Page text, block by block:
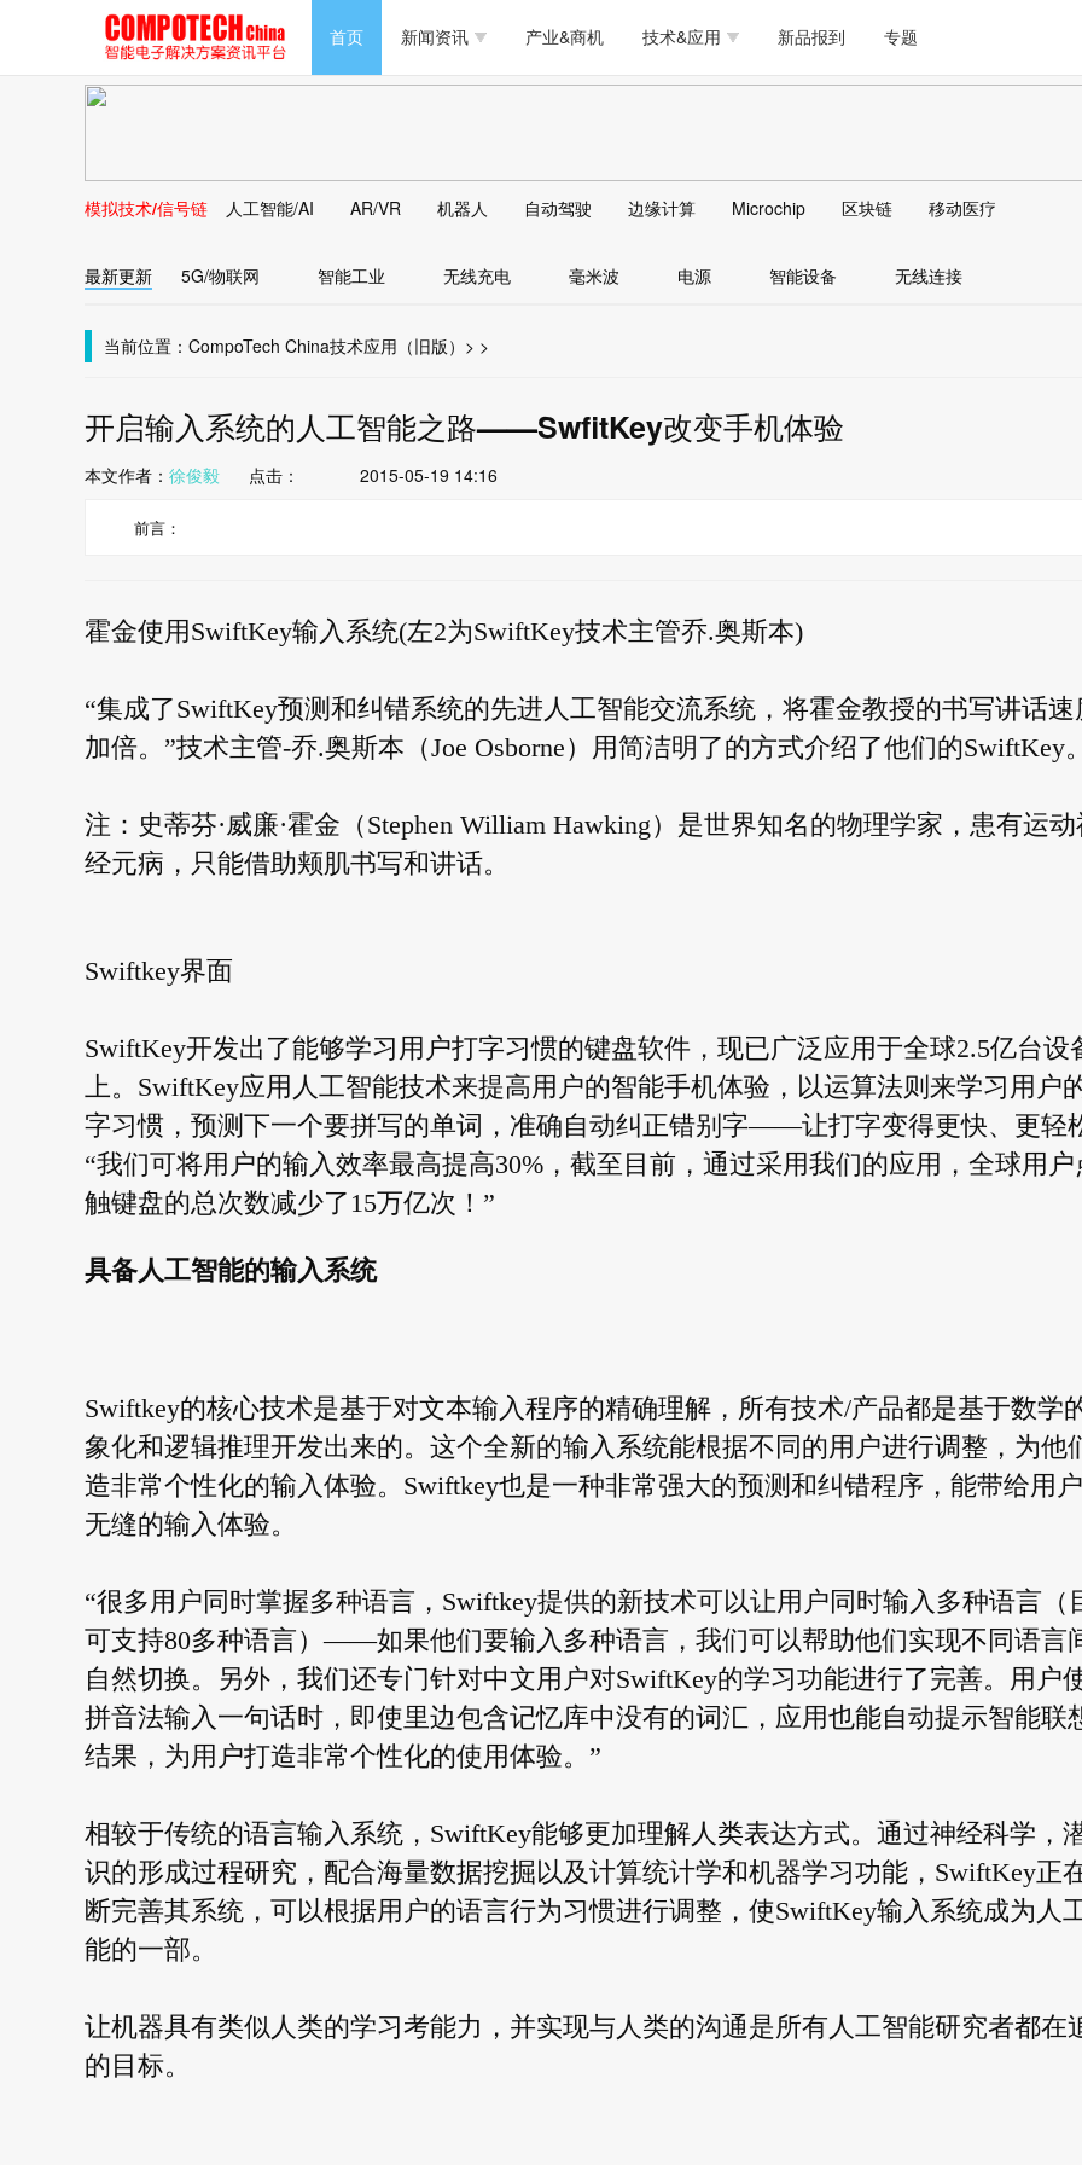
首页 新闻资讯
新能源 人工智能 安防监控
马达电机技术 物联网 模拟技术/信号链
大数据/云
产业&商机 技术&应用
安全 可穿戴
AI/人工智能
新品报到 专题
PC/周边 软件/工具 医疗电子
马达电机技术 物联网 模拟技术/信号链
大数据/云 边缘计算
存储 无线连接 LED
DLP AI/人工智能 传感器技术
AR/VR/图像/3D 电源技术/信号链 接口
模拟技术/信号链 人工智能/AI AR/VR 机器人 自动驾驶 边缘计算 Microchip 区块链 移动医疗
最新更新 5G/物联网 智能工业 无线充电 毫米波 电源 智能设备 无线连接
当前位置： CompoTech China >
技术应用（旧版） >
开启输入系统的人工智能之路——SwfitKey改变手机体验
本文作者： 徐俊毅点击： 2015-05-19 14:16
前言：
霍金使用SwiftKey输入系统(左2为SwiftKey技术主管乔.奥斯本)
“集成了SwiftKey预测和纠错系统的先进人工智能交流系统，将霍金教授的书写讲话速
加倍。”技术主管-乔.奥斯本（Joe Osborne）用简洁明了的方式介绍了他们的SwiftKey。
注：史蒂芬·威廉·霍金（Stephen William Hawking）是世界知名的物理学家，患有运动
经元病，只能借助颊肌书写和讲话。
Swiftkey界面
SwiftKey开发出了能够学习用户打字习惯的键盘软件，现已广泛应用于全球2.5亿台设
上。SwiftKey应用人工智能技术来提高用户的智能手机体验，以运算法则来学习用户
字习惯，预测下一个要拼写的单词，准确自动纠正错别字——让打字变得更快、更轻
“我们可将用户的输入效率最高提高30%，截至目前，通过采用我们的应用，全球用户
触键盘的总次数减少了15万亿次！”
具备人工智能的输入系统
Swiftkey的核心技术是基于对文本输入程序的精确理解，所有技术/产品都是基于数学
象化和逻辑推理开发出来的。这个全新的输入系统能根据不同的用户进行调整，为他
造非常个性化的输入体验。Swiftkey也是一种非常强大的预测和纠错程序，能带给用
无缝的输入体验。
“很多用户同时掌握多种语言，Swiftkey提供的新技术可以让用户同时输入多种语言（
可支持80多种语言）——如果他们要输入多种语言，我们可以帮助他们实现不同语言
自然切换。另外，我们还专门针对中文用户对SwiftKey的学习功能进行了完善。用户
拼音法输入一句话时，即使里边包含记忆库中没有的词汇，应用也能自动提示智能联
结果，为用户打造非常个性化的使用体验。”
相较于传统的语言输入系统，SwiftKey能够更加理解人类表达方式。通过神经科学，
识的形成过程研究，配合海量数据挖掘以及计算统计学和机器学习功能，SwiftKey正
断完善其系统，可以根据用户的语言行为习惯进行调整，使SwiftKey输入系统成为人
能的一部。
让机器具有类似人类的学习考能力，并实现与人类的沟通是所有人工智能研究者都在
的目标。